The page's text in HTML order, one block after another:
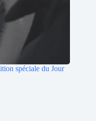
spéciale du Jour